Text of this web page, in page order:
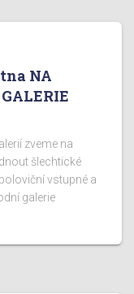
NA
zveme na
šlechtické
vstupné a
galerie